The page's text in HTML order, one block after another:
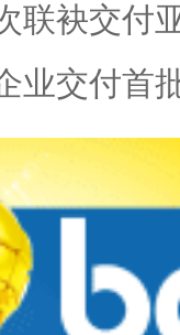
联袂交付
业交付首